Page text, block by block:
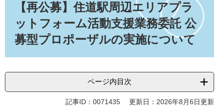
【再公募】住道駅周辺エリアプラ
ットフォーム活動支援業務委託 公
募型プロポーザルの実施について
ページ内目次
記事ID：0071435 更新日：2026年8月6日更新